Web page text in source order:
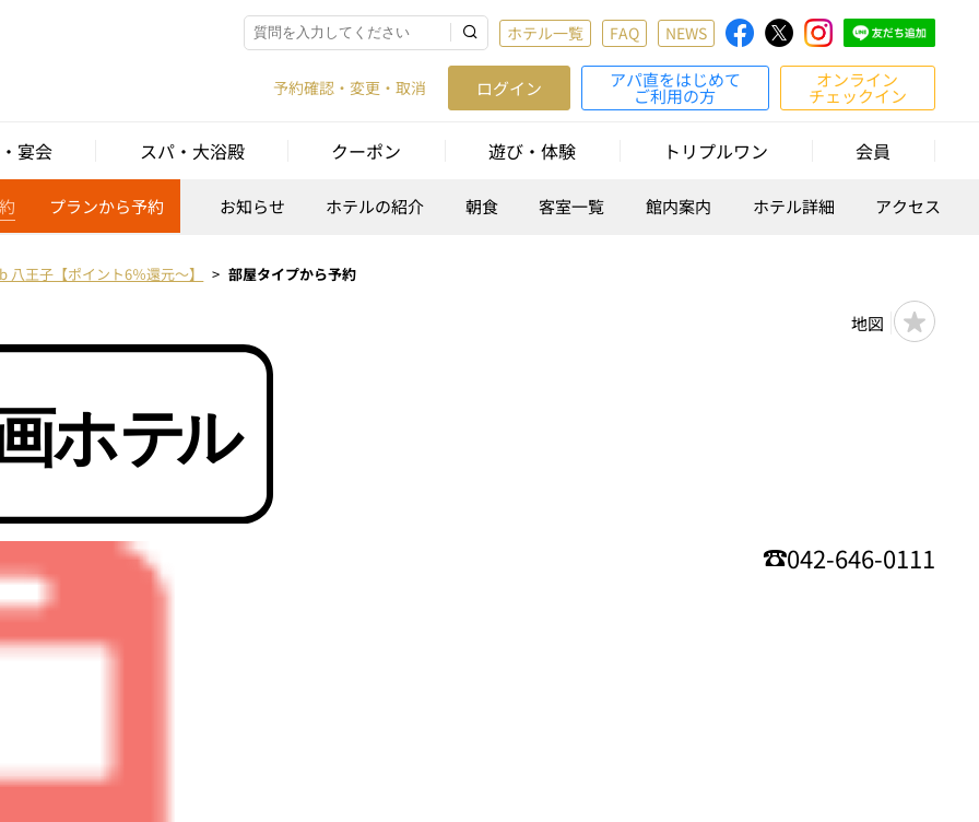
ホテル一覧 FAQ NEWS
予約確認・変更・取消 ログイン アパ直をはじめて
ご利用の方
オンライン
チェックイン
宴会 スパ・大浴殿 クーポン 遊び・体験 トリプルワン 会員
プランから予約 お知らせ ホテルの紹介 朝食 客室一覧 館内案内 ホテル詳細 アクセス
八王子【ポイント6％還元～】 部屋タイプから予約
地図
042-646-0111